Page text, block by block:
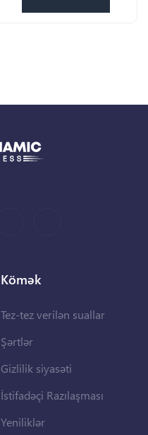
Kömək
Tez-tez verilən suallar
Şərtlər
Gizlilik siyasəti
İstifadəçi Razılaşması
Yeniliklər